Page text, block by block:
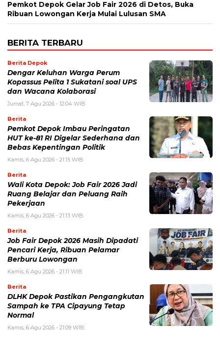
Pemkot Depok Gelar Job Fair 2026 di Detos, Buka
Ribuan Lowongan Kerja Mulai Lulusan SMA
BERITA TERBARU
Berita Depok
Dengar Keluhan Warga Perum
Kopassus Pelita 1 Sukatani soal UPS
dan Wacana Kolaborasi
Jumat, 7 Agu 2026 - 12:04 WIB
Berita
Pemkot Depok Imbau Peringatan
HUT ke-81 RI Digelar Sederhana dan
Bebas Kepentingan Politik
Kamis, 6 Agu 2026 - 21:15 WIB
Berita
Wali Kota Depok: Job Fair 2026 Jadi
Ruang Belajar dan Peluang Raih
Pekerjaan
Kamis, 6 Agu 2026 - 21:13 WIB
Berita
Job Fair Depok 2026 Masih Dipadati
Pencari Kerja, Ribuan Pelamar
Berburu Lowongan
Kamis, 6 Agu 2026 - 21:11 WIB
Berita
DLHK Depok Pastikan Pengangkutan
Sampah ke TPA Cipayung Tetap
Normal
Kamis, 6 Agu 2026 - 21:09 WIB